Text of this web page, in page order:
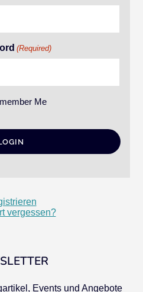
(Required)
Me
vergessen?
Events und Angebote